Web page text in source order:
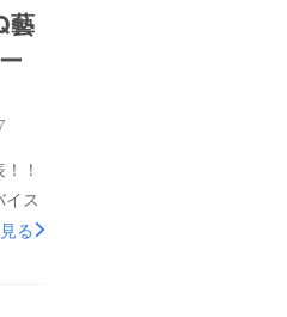
だ
い
て
ルの
藝
！
ス
ン後
る